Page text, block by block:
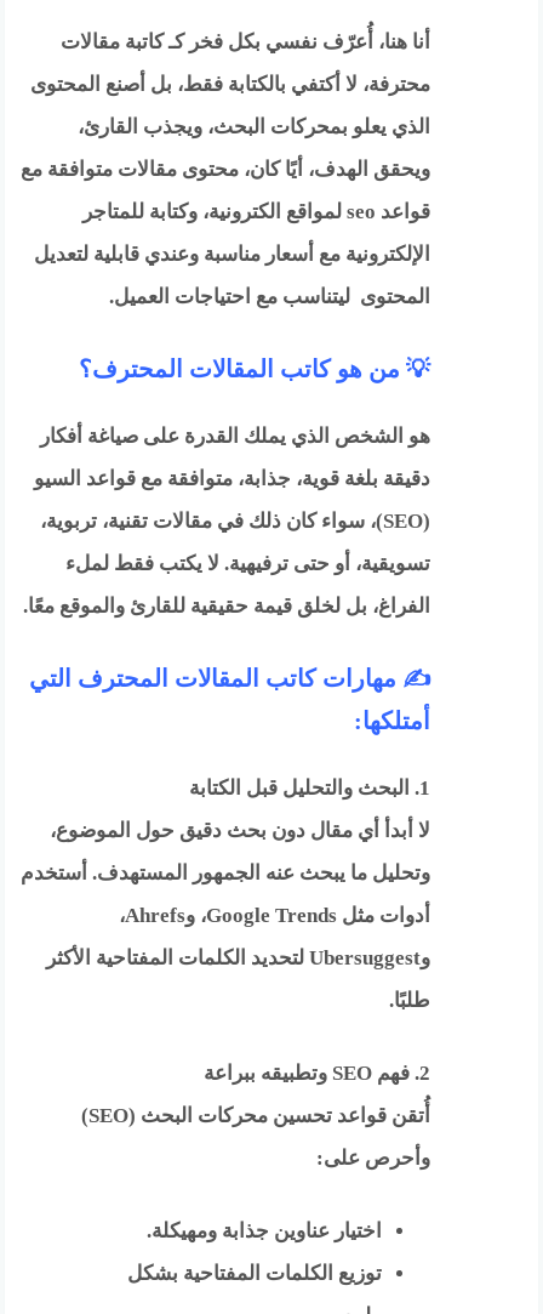
أنا هنا، أُعرّف نفسي بكل فخر كـ كاتبة مقالات
محترفة، لا أكتفي بالكتابة فقط، بل أصنع المحتوى
الذي يعلو بمحركات البحث، ويجذب القارئ،
ويحقق الهدف، أيًا كان، محتوى مقالات متوافقة مع
قواعد seo لمواقع الكترونية، وكتابة للمتاجر
الإلكترونية مع أسعار مناسبة وعندي قابلية لتعديل
المحتوى ليتناسب مع احتياجات العميل.
💡 من هو كاتب المقالات المحترف؟
هو الشخص الذي يملك القدرة على صياغة أفكار
دقيقة بلغة قوية، جذابة، متوافقة مع قواعد السيو
(SEO)، سواء كان ذلك في مقالات تقنية، تربوية،
تسويقية، أو حتى ترفيهية. لا يكتب فقط لملء
الفراغ، بل لخلق قيمة حقيقية للقارئ والموقع معًا.
✍️ مهارات كاتب المقالات المحترف التي
أمتلكها:
1. البحث والتحليل قبل الكتابة
لا أبدأ أي مقال دون بحث دقيق حول الموضوع،
وتحليل ما يبحث عنه الجمهور المستهدف. أستخدم
أدوات مثل Google Trends، وAhrefs،
وUbersuggest لتحديد الكلمات المفتاحية الأكثر
طلبًا.
2. فهم SEO وتطبيقه ببراعة
أُتقن قواعد تحسين محركات البحث (SEO)
وأحرص على:
اختيار عناوين جذابة ومهيكلة.
توزيع الكلمات المفتاحية بشكل